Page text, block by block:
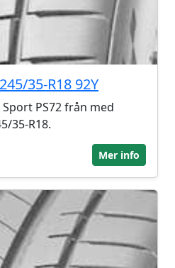
35-R18 92Y
PS72 från med
35-R18.
Mer info